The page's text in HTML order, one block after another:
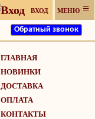
ВХОД МЕНЮ ≡
ГЛАВНАЯ
НОВИНКИ
ДОСТАВКА
ОПЛАТА
КОНТАКТЫ